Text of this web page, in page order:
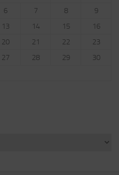
6 7 8
9
13 14 15
16
20 21 22
23
27 28 29
30